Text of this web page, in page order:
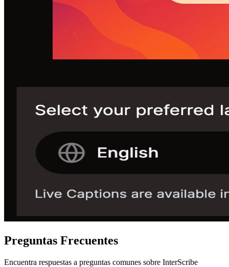
Preguntas Frecuentes
Encuentra respuestas a preguntas comunes sobre InterScribe